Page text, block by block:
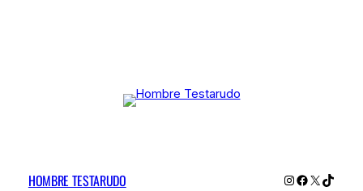
HOMBRE TESTARUDO Instagram
Facebook
X TikTok